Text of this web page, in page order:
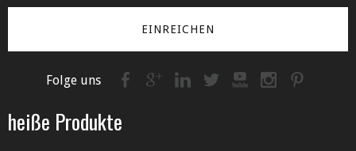
EINREICHEN
Folge uns
heiße Produkte